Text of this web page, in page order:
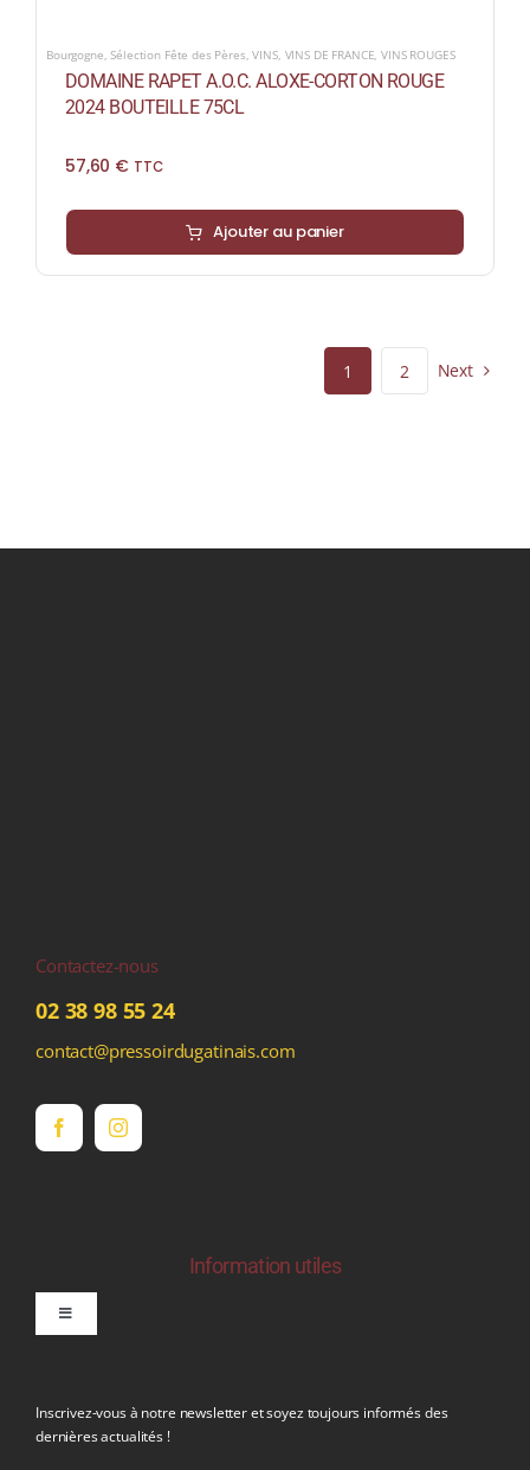
Bourgogne,Sélection Fête des Pères,VINS, VINS DE FRANCE,VINS ROUGES
DOMAINE RAPET A.O.C. ALOXE-CORTON ROUGE
2024 BOUTEILLE 75CL
57,60 € TTC
Ajouter au panier
1 2 Next
Contactez-nous
02 38 98 55 24
contact@pressoirdugatinais.com
Information utiles
Toggle
Inscrivez-vous à notre newsletter et soyez toujours informés des
dernières actualités !